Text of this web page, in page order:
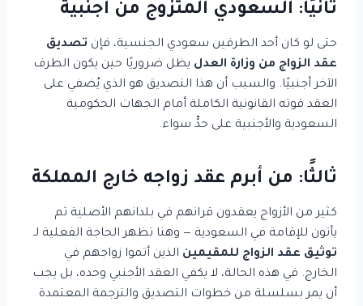
ثانيًا: السعودي المتزوج من أجنبية
حتى لو كان أحد الطرفين سعودي الجنسية، فإن تصديق
عقد الزواج من وزارة العدل يظل ضروريًا حين يكون الطرف
الآخر أجنبيًا. والسبب أن هذا التصديق هو الذي يُضفي على
العقد قوته القانونية الكاملة أمام الجهات الحكومية
السعودية والأجنبية على حدٍّ سواء.
ثالثًا: من أبرم عقد زواجه خارج المملكة
كثير من الأزواج يعقدون قرانهم في بلدانهم الأصلية ثم
يأتون للإقامة في السعودية — وهنا تظهر الحاجة الفعلية لـ
توثيق عقد الزواج للمقيمين الذين أتموا زواجهم في
الخارج. في هذه الحالة، لا يكفي العقد الأجنبي وحده، بل يجب
أن يمر بسلسلة من خطوات التصديق والترجمة المعتمدة